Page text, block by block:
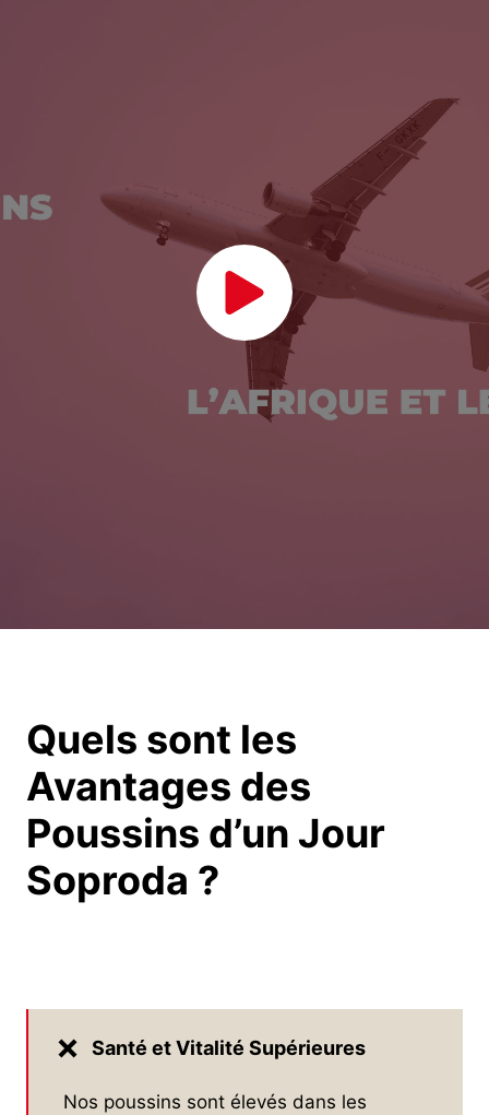
Quels sont les
Avantages des
Poussins d’un Jour
Soproda ?
Santé et Vitalité Supérieures
Nos poussins sont élevés dans les